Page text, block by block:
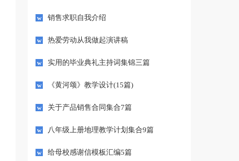
销售求职自我介绍
热爱劳动从我做起演讲稿
实用的毕业典礼主持词集锦三篇
《黄河颂》教学设计(15篇)
关于产品销售合同集合7篇
八年级上册地理教学计划集合9篇
给母校感谢信模板汇编5篇